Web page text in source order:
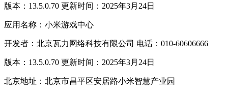
版本：13.5.0.70 更新时间：2025年3月24日
应用名称：小米游戏中心
开发者：北京瓦力网络科技有限公司 电话：010-60606666
版本：13.5.0.70 更新时间：2025年3月24日
北京地址：北京市昌平区安居路小米智慧产业园